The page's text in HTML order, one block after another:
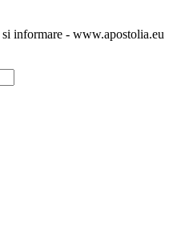
informare - www.apostolia.eu